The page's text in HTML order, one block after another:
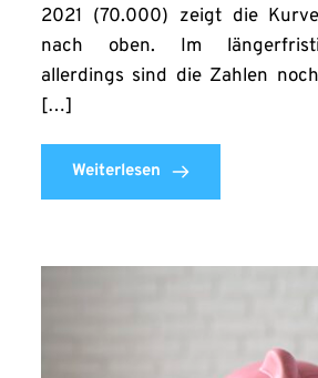
2021 (70.000) zeigt die
nach oben. Im
allerdings sind die Zahlen
[…]
Weiterlesen